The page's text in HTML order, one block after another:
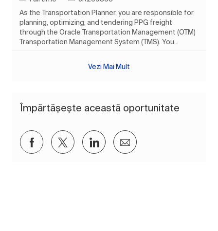
As the Transportation Planner, you are responsible for
planning, optimizing, and tendering PPG freight
through the Oracle Transportation Management (OTM)
Transportation Management System (TMS). You...
Vezi Mai Mult
Împărtășește această oportunitate
Distribuiți prin Facebook
Distribuiți prin twitter
Distribuiți prin LinkedIn
Distribuiți prin e-